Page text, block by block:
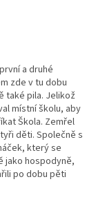
a druhé
zde v tu dobu
také pila. Jelikož
místní školu, aby
Škola. Zemřel
děti. Společně s
který se
jako hospodyně,
po dobu pěti